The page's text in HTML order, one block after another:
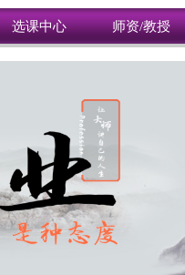
选课中心 师资/教授